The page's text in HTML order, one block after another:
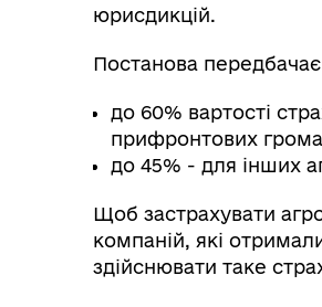
юрисдикцій.
Постанова
до 60% вартості
прифронтових
до 45% - для інших
Щоб застрахувати
компаній, які
здійснювати таке